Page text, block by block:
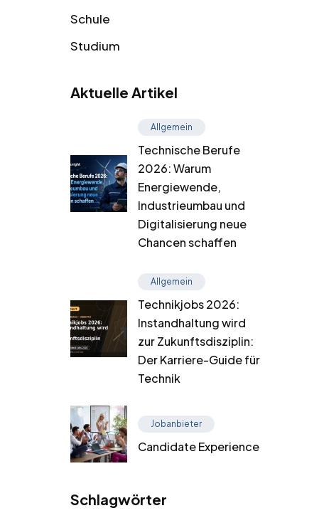
Schule
Studium
Aktuelle Artikel
Allgemein
Technische Berufe
2026: Warum
Energiewende,
Industrieumbau und
Digitalisierung neue
Chancen schaffen
Allgemein
Technikjobs 2026:
Instandhaltung wird
zur Zukunftsdisziplin:
Der Karriere-Guide für
Technik
Jobanbieter
Candidate Experience
Schlagwörter